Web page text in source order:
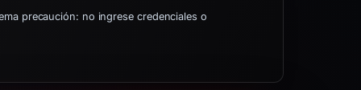
precaución: no ingrese credenciales o